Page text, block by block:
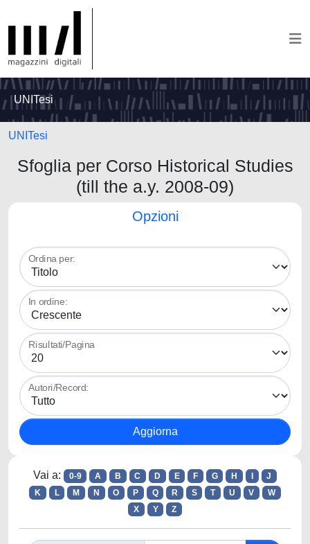
UNITesi
UNITesi
Sfoglia per Corso Historical Studies
(till the a.y. 2008-09)
Opzioni
Ordina per:
In ordine:
Risultati/Pagina
Autori/Record:
Vai a: 0-9 A B C D E F G H
J
K
L M N O P Q R S T U V
W
X
Y Z